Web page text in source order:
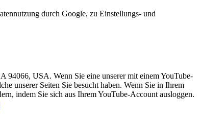
durch Google, zu Einstellungs- und
94066, USA. Wenn Sie eine unserer mit einem YouTube-
unserer Seiten Sie besucht haben. Wenn Sie in Ihrem
indem Sie sich aus Ihrem YouTube-Account ausloggen.